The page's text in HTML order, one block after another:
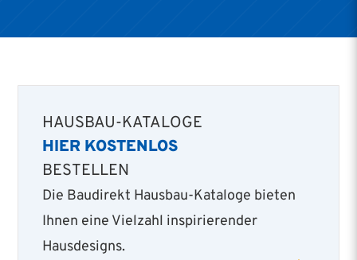
HAUSBAU-KATALOGE
HIER KOSTENLOS
BESTELLEN
Die Baudirekt Hausbau-Kataloge bieten
Ihnen eine Vielzahl inspirierender
Hausdesigns.